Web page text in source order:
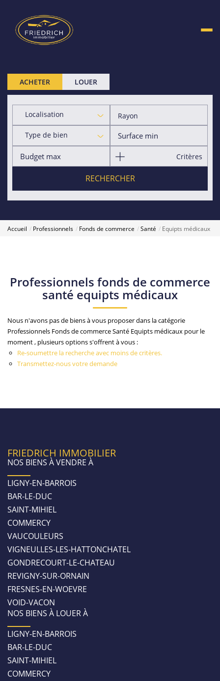
ACHETER LOUER
Localisation Rayon
Type de bien
Critères
RECHERCHER
Accueil Professionnels Fonds de commerce Santé Equipts médicaux
Professionnels fonds de commerce
santé equipts médicaux
Nous n'avons pas de biens à vous proposer dans la catégorie
Professionnels Fonds de commerce Santé Equipts médicaux pour le
moment , plusieurs options s'offrent à vous :
Re-soumettre la recherche avec moins de critères.
Transmettez-nous votre demande
FRIEDRICH IMMOBILIER
NOS BIENS À VENDRE À
LIGNY-EN-BARROIS
BAR-LE-DUC
SAINT-MIHIEL
COMMERCY
VAUCOULEURS
VIGNEULLES-LES-HATTONCHATEL
GONDRECOURT-LE-CHATEAU
REVIGNY-SUR-ORNAIN
FRESNES-EN-WOEVRE
VOID-VACON
NOS BIENS À LOUER À
LIGNY-EN-BARROIS
BAR-LE-DUC
SAINT-MIHIEL
COMMERCY